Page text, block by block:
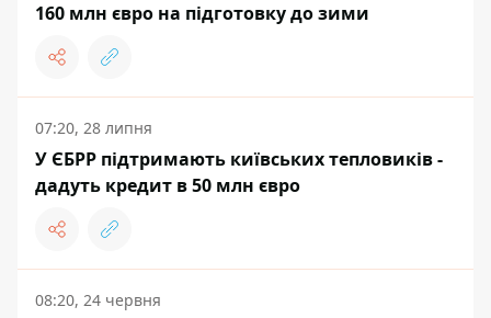
160 млн євро на підготовку до зими
07:20, 28 липня
У ЄБРР підтримають київських тепловиків -
дадуть кредит в 50 млн євро
08:20, 24 червня